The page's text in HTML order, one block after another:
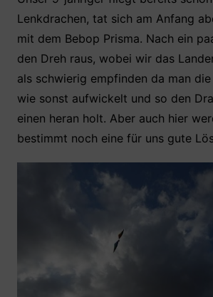
Lenkdrachen, tat sich am Anfang
mit dem Bebop Prisma. Nach ein
den Dreh raus, wobei wir das
als schwierig empfinden da man
wie sonst aufwickelt und so den
einen heran holt. Aber auch hier
bestimmt noch eine für uns gute